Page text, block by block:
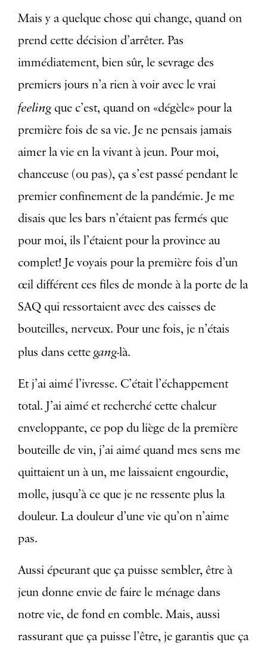
Mais y a quelque chose qui change, quand on
prend cette décision d’arrêter. Pas
immédiatement, bien sûr, le sevrage des
premiers jours n’a rien à voir avec le vrai
feelingque c’est, quand on «dégèle» pour la
première fois de sa vie. Je ne pensais jamais
aimer la vie en la vivant à jeun. Pour moi,
chanceuse (ou pas), ça s’est passé pendant le
premier confinement de la pandémie. Je me
disais que les bars n’étaient pas fermés que
pour moi, ils l’étaient pour la province au
complet! Je voyais pour la première fois d’un
œil différent ces files de monde à la porte de la
SAQ qui ressortaient avec des caisses de
bouteilles, nerveux. Pour une fois, je n’étais
plus dans cette gang-là.
Et j’ai aimé l’ivresse. C’était l’échappement
total. J’ai aimé et recherché cette chaleur
enveloppante, ce pop du liège de la première
bouteille de vin, j’ai aimé quand mes sens me
quittaient un à un, me laissaient engourdie,
molle, jusqu’à ce que je ne ressente plus la
douleur. La douleur d’une vie qu’on n’aime
pas.
Aussi épeurant que ça puisse sembler, être à
jeun donne envie de faire le ménage dans
notre vie, de fond en comble. Mais, aussi
rassurant que ça puisse l’être, je garantis que ça